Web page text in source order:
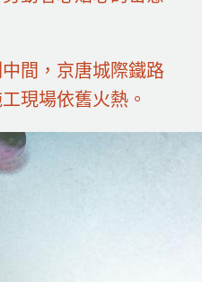
間，京唐城際鐵路
現場依舊火熱。